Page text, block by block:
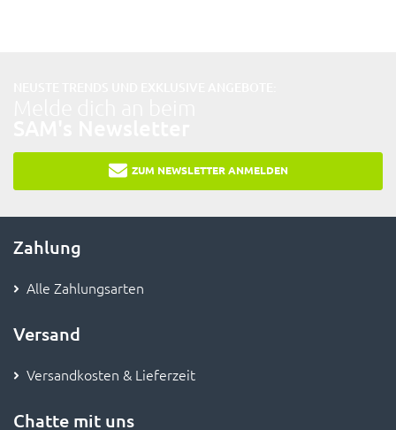
ZUM NEWSLETTER ANMELDEN
Zahlung
Alle Zahlungsarten
Versand
Versandkosten & Lieferzeit
Chatte mit uns